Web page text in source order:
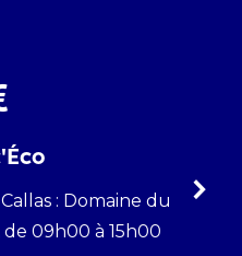
: Domaine du
09h00 à 15h00